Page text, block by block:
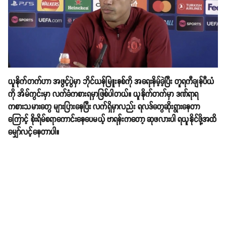
ယူနိုက်တက်ဟာ အဖွင့်ပွဲမှာ ဘိုင်ယန်မြူးနစ်ကို အရေးနိမ့်ခဲ့ပြီး တူရကီချန်ပီယံ
ကို အိမ်ကွင်းမှာ လက်ခံကစားရမှာဖြစ်ပါတယ်။ ယူနိုက်တက်မှာ ဒဏ်ရာရ
ကစားသမားတွေ များပြားနေပြီး လက်ရှိမှာလည်း ရလဒ်တွေဆိုးရွားနေတာ
ကြောင့် စိုးရိမ်စရာကောင်းနေပေမယ့် ဗာရန်းကတော့ ဆုဖလားပါ ရယူနိုင်ဖို့အထိ
မျှော်လင့်နေတာပါ။